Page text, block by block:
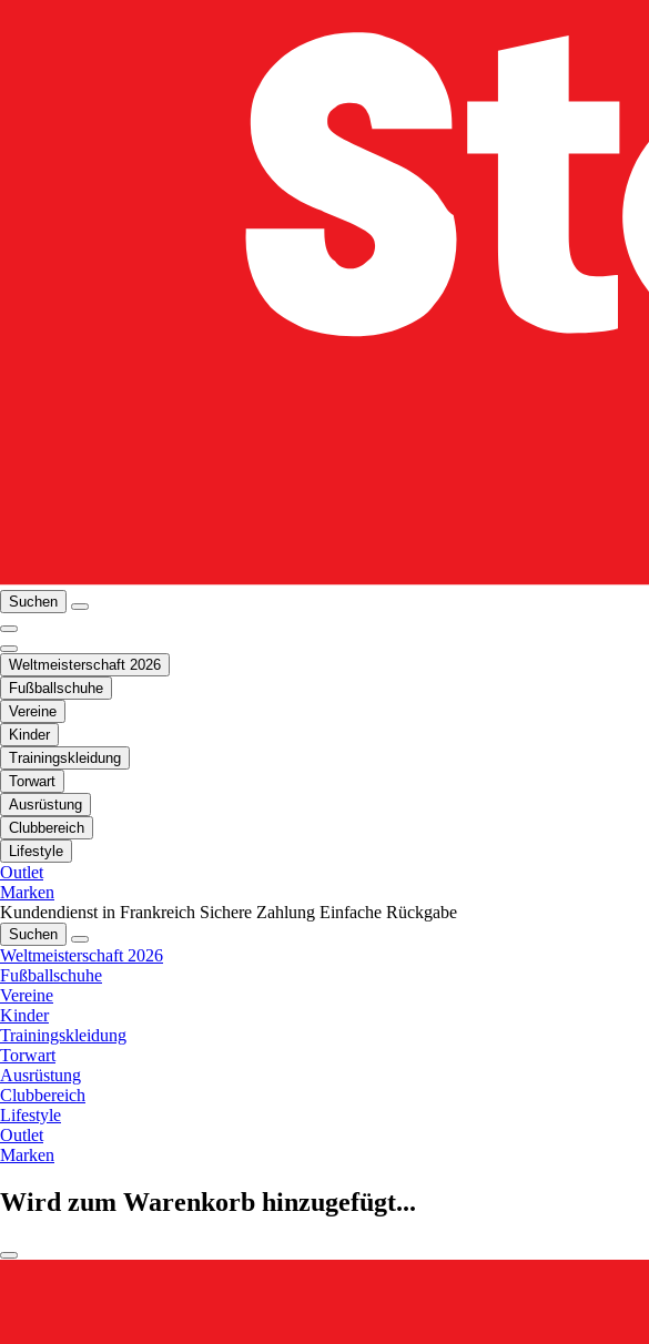
Suchen
Weltmeisterschaft 2026
Fußballschuhe
Vereine
Kinder
Trainingskleidung
Torwart
Ausrüstung
Clubbereich
Lifestyle
Outlet
Marken
Kundendienst in Frankreich Sichere Zahlung Einfache Rückgabe
Suchen
Weltmeisterschaft 2026
Fußballschuhe
Vereine
Kinder
Trainingskleidung
Torwart
Ausrüstung
Clubbereich
Lifestyle
Outlet
Marken
Wird zum Warenkorb hinzugefügt...